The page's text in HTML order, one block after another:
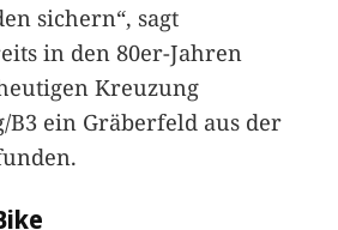
sichern“, sagt
in den 80er-Jahren
Kreuzung
ein Gräberfeld aus der